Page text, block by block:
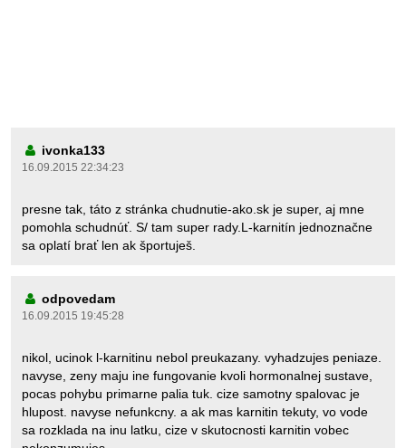
ivonka133
16.09.2015 22:34:23
presne tak, táto z stránka chudnutie-ako.sk je super, aj mne
pomohla schudnúť. S/ tam super rady.L-karnitín jednoznačne
sa oplatí brať len ak športuješ.
odpovedam
16.09.2015 19:45:28
nikol, ucinok l-karnitinu nebol preukazany. vyhadzujes peniaze.
navyse, zeny maju ine fungovanie kvoli hormonalnej sustave,
pocas pohybu primarne palia tuk. cize samotny spalovac je
hlupost. navyse nefunkcny. a ak mas karnitin tekuty, vo vode
sa rozklada na inu latku, cize v skutocnosti karnitin vobec